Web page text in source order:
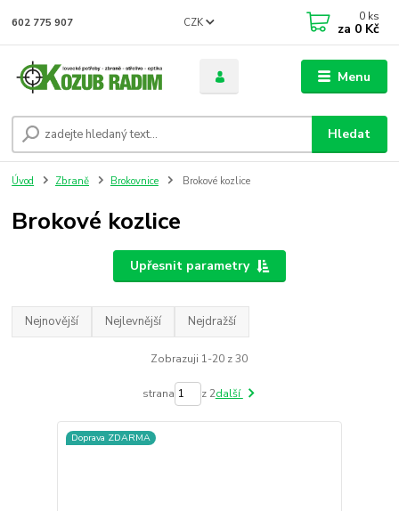
Menu
CZK
Hledat
602 775 907 0 ks
za 0 Kč
Úvod Zbraně Brokovnice Brokové kozlice
Brokové kozlice
Upřesnit parametry
Nejnovější Nejlevnější Nejdražší
Zobrazuji 1-20 z 30
strana z 2další
Doprava ZDARMA